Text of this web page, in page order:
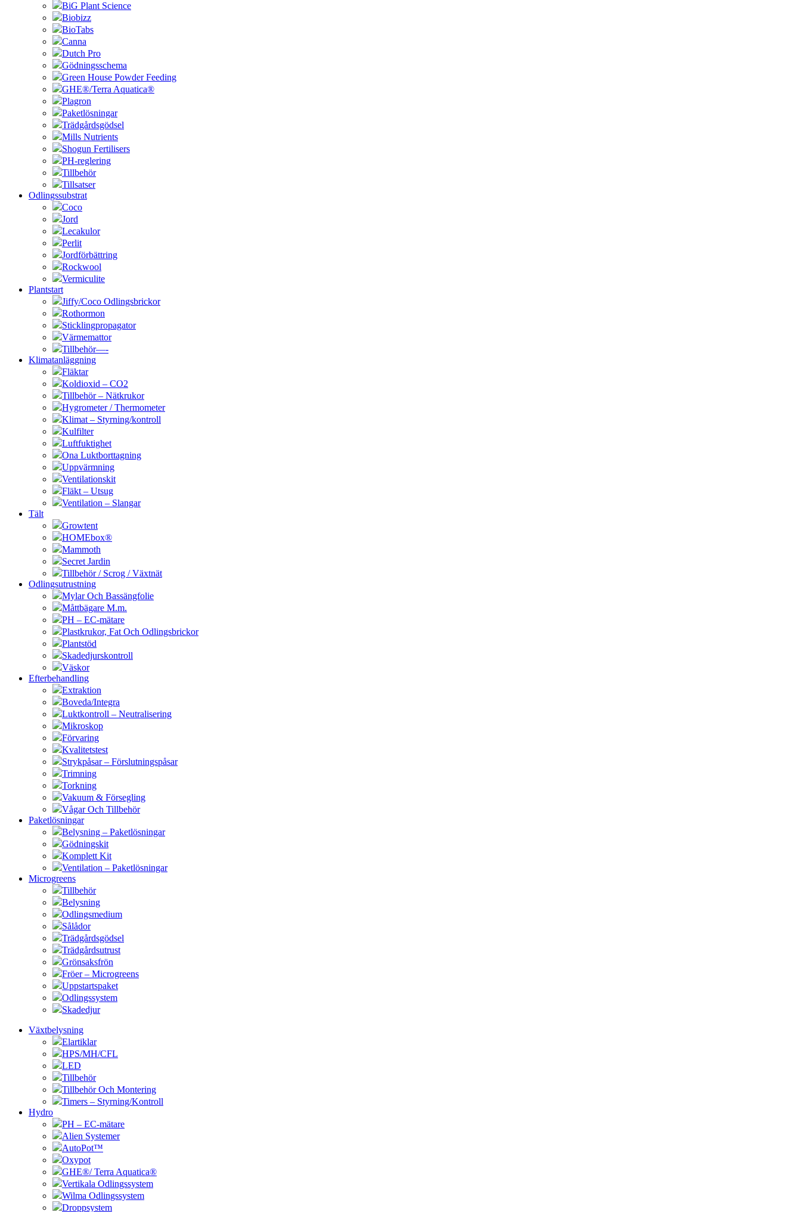
BiG Plant Science
Biobizz
BioTabs
Canna
Dutch Pro
Gödningsschema
Green House Powder Feeding
GHE®/Terra Aquatica®
Plagron
Paketlösningar
Trädgårdsgödsel
Mills Nutrients
Shogun Fertilisers
PH-reglering
Tillbehör
Tillsatser
Odlingssubstrat
Coco
Jord
Lecakulor
Perlit
Jordförbättring
Rockwool
Vermiculite
Plantstart
Jiffy/Coco Odlingsbrickor
Rothormon
Sticklingpropagator
Värmemattor
Tillbehör—-
Klimatanläggning
Fläktar
Koldioxid – CO2
Tillbehör – Nätkrukor
Hygrometer / Thermometer
Klimat – Styrning/kontroll
Kulfilter
Luftfuktighet
Ona Luktborttagning
Uppvärmning
Ventilationskit
Fläkt – Utsug
Ventilation – Slangar
Tält
Growtent
HOMEbox®
Mammoth
Secret Jardin
Tillbehör / Scrog / Växtnät
Odlingsutrustning
Mylar Och Bassängfolie
Måttbägare M.m.
PH – EC-mätare
Plastkrukor, Fat Och Odlingsbrickor
Plantstöd
Skadedjurskontroll
Väskor
Efterbehandling
Extraktion
Boveda/Integra
Luktkontroll – Neutralisering
Mikroskop
Förvaring
Kvalitetstest
Strykpåsar – Förslutningspåsar
Trimning
Torkning
Vakuum & Försegling
Vågar Och Tillbehör
Paketlösningar
Belysning – Paketlösningar
Gödningskit
Komplett Kit
Ventilation – Paketlösningar
Microgreens
Tillbehör
Belysning
Odlingsmedium
Sålådor
Trädgårdsgödsel
Trädgårdsutrust
Grönsaksfrön
Fröer – Microgreens
Uppstartspaket
Odlingssystem
Skadedjur
Växtbelysning
Elartiklar
HPS/MH/CFL
LED
Tillbehör
Tillbehör Och Montering
Timers – Styrning/Kontroll
Hydro
PH – EC-mätare
Alien Systemer
AutoPot™
Oxypot
GHE®/ Terra Aquatica®
Vertikala Odlingssystem
Wilma Odlingssystem
Droppsystem